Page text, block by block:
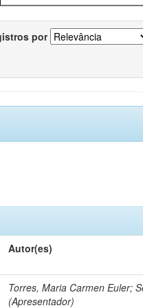
por
Autor(es)
Torres, Maria Carmen Euler;
(Apresentador)